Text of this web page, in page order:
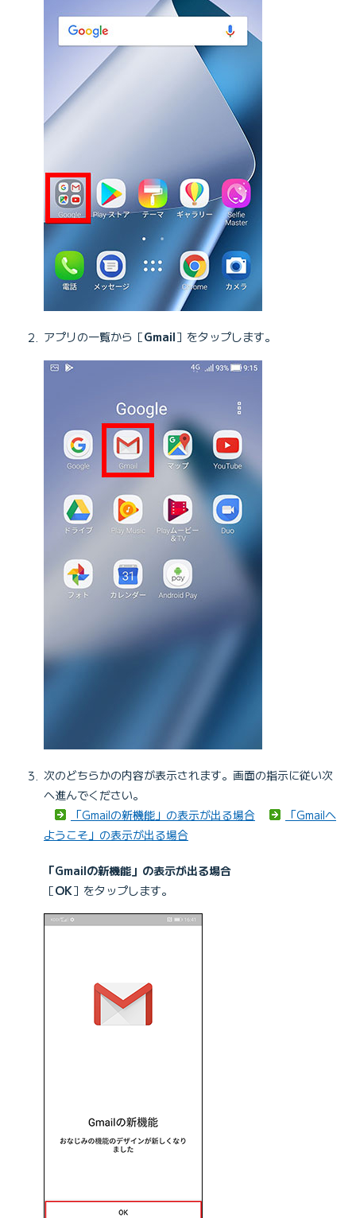
アプリの一覧から［Gmail］をタップします。
次のどちらかの内容が表示されます。画面の指示に従い次
へ進んでください。
「Gmailの新機能」の表示が出る場合
「Gmailへ
ようこそ」の表示が出る場合
「Gmailの新機能」の表示が出る場合
［OK］をタップします。